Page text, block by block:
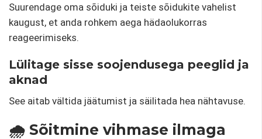
Suurendage oma sõiduki ja teiste sõidukite vahelist
kaugust, et anda rohkem aega hädaolukorras
reageerimiseks.
Lülitage sisse soojendusega peeglid ja
aknad
See aitab vältida jäätumist ja säilitada hea nähtavuse.
🌧️ Sõitmine vihmase ilmaga